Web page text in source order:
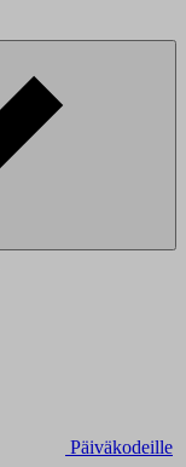
Päiväkodeille